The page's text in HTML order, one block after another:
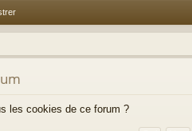
les cookies de ce forum ?